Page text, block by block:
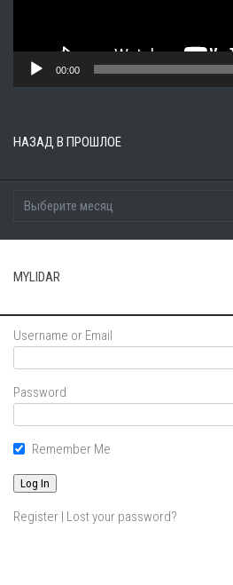
00:00
НАЗАД В ПРОШЛОЕ
MYLIDAR
Username or Email
Password
Remember Me
Register | Lost your password?